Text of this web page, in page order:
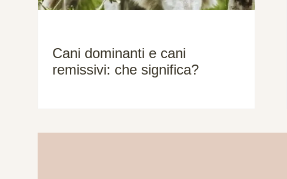
Cani dominanti e cani
remissivi: che significa?